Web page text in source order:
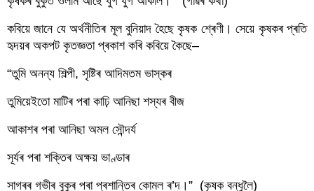
কবিয়ে জানে যে অৰ্থনীতিৰ মূল বুনিয়াদ হৈছে কৃষক শ্ৰেণী। সেয়ে কৃষকৰ প্ৰতি
হৃদয়ৰ অকপট কৃতজ্ঞতা প্ৰকাশ কৰি কবিয়ে কৈছে–
“তুমি অনন্য শিল্পী, সৃষ্টিৰ আদিমতম ভাস্কৰ
তুমিয়েইতো মাটিৰ পৰা কাঢ়ি আনিছা শস্যৰ বীজ
আকাশৰ পৰা আনিছা অমল সৌন্দৰ্য
সূৰ্যৰ পৰা শক্তিৰ অক্ষয় ভাণ্ডাৰ
সাগৰৰ গভীৰ বুকুৰ পৰা প্ৰশান্তিৰ কোমল ৰ’দ।”  (কৃষক বন্ধুলৈ)